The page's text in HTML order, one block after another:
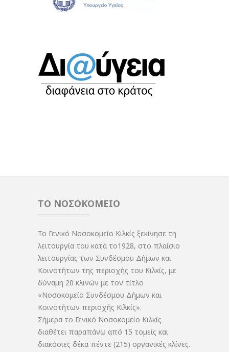
ΤΟ ΝΟΣΟΚΟΜΕΙΟ
Το Γενικό Νοσοκομείο Κιλκίς ξεκίνησε τη
λειτουργία του κατά το1928, στο πλαίσιο
λειτουργίας των Συνδέσμου Δήμων και
Κοινοτήτων της περιοχής του Κιλκίς, με
δύναμη 20 κλινών με τον τίτλο
«Νοσοκομείο Συνδέσμου Δήμων και
Κοινοτήτων περιοχής Κιλκίς».
Σήμερα το Γενικό Νοσοκομείο Κιλκίς
διαθέτει παραπάνω από 15 τομείς και
διακόσιες δέκα πέντε (215) οργανικές κλίνες.